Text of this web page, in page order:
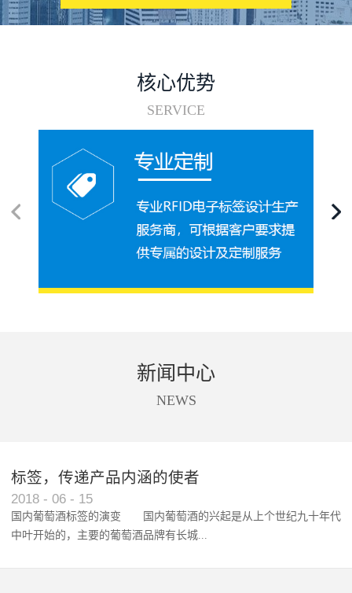
核心优势
SERVICE
新闻中心
NEWS
标签，传递产品内涵的使者
2018 - 06 - 15
国内葡萄酒标签的演变 国内葡萄酒的兴起是从上个世纪九十年代
中叶开始的，主要的葡萄酒品牌有长城...